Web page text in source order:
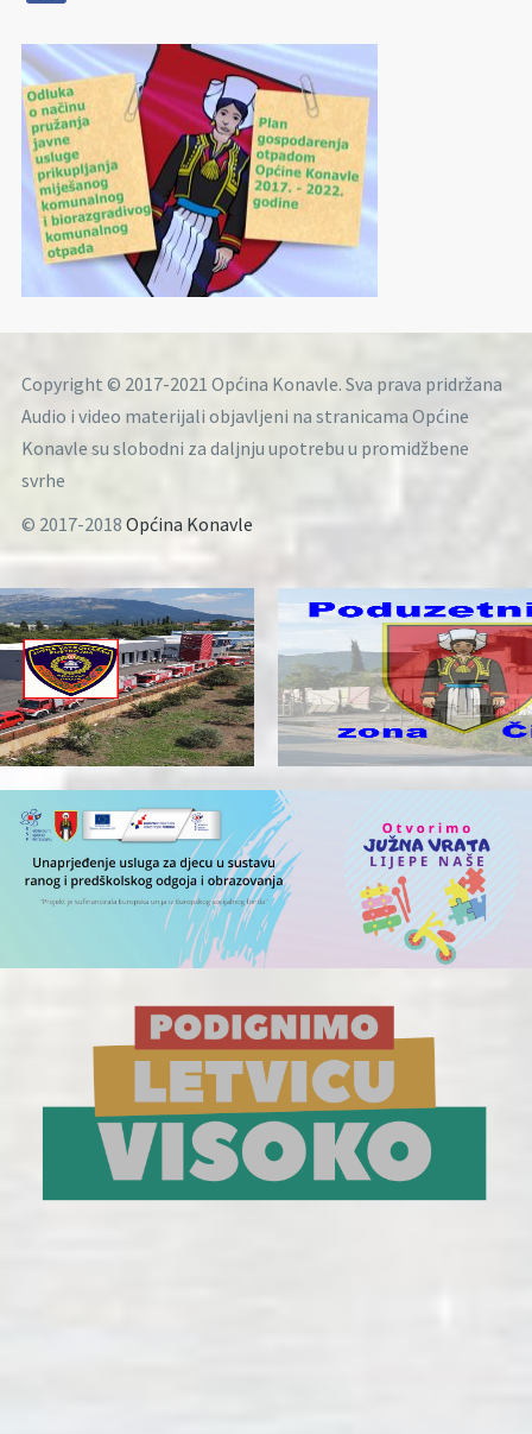
Copyright © 2017-2021 Općina Konavle. Sva prava pridržana
Audio i video materijali objavljeni na stranicama Općine
Konavle su slobodni za daljnju upotrebu u promidžbene
svrhe
© 2017-2018 Općina Konavle